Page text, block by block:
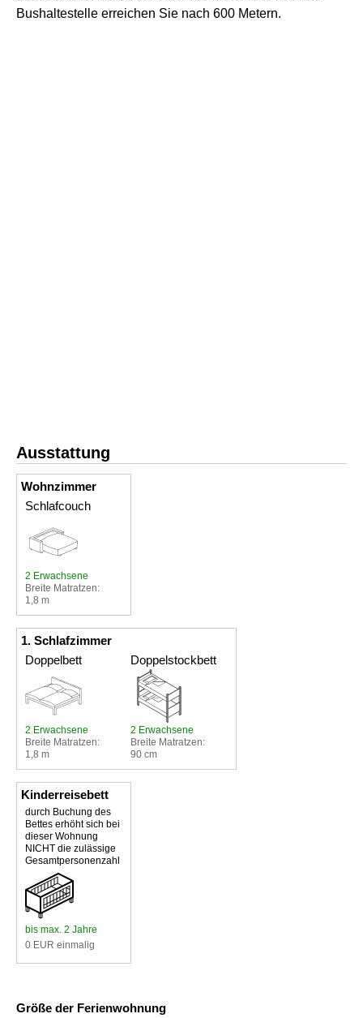
Bushaltestelle erreichen Sie nach 600 Metern.
Ausstattung
Wohnzimmer
Schlafcouch
2 Erwachsene
Breite Matratzen:
1,8 m
1. Schlafzimmer
Doppelbett
2 Erwachsene
Breite Matratzen:
1,8 m
Doppelstockbett
2 Erwachsene
Breite Matratzen:
90 cm
Kinderreisebett
durch Buchung des
Bettes erhöht sich bei
dieser Wohnung
NICHT die zulässige
Gesamtpersonenzahl
bis max. 2 Jahre
0 EUR einmalig
Größe der Ferienwohnung